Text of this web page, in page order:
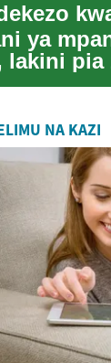
ya
pia
NA KAZI